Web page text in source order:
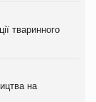
тваринного
на
тваринного
на
тваринного
на